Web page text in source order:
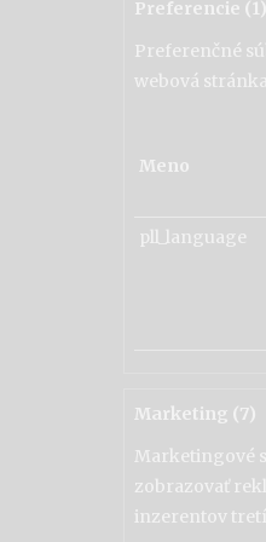
Preferencie (1)
Preferenčné
webová
Meno
pll_language
Marketing (7)
Marketingové
zobrazovať
inzerentov